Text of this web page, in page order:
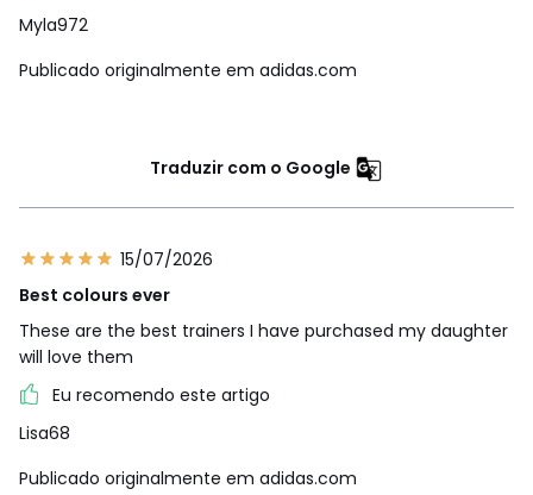
Myla972
Publicado originalmente em adidas.com
Traduzir com o Google
15/07/2026
Best colours ever
These are the best trainers I have purchased my daughter
will love them
Eu recomendo este artigo
Lisa68
Publicado originalmente em adidas.com